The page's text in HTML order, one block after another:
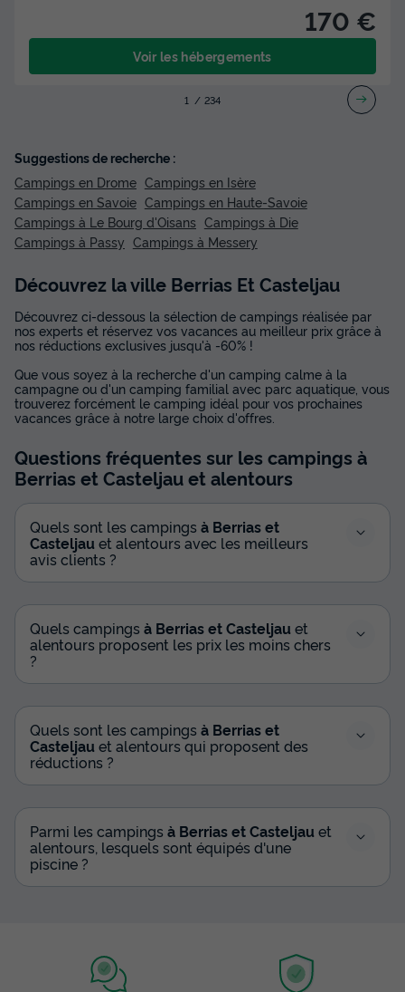
170 €
Voir les hébergements
1 234
Suggestions de recherche :
Campings en Drome Campings en Isère
Campings en Savoie Campings en Haute-Savoie
Campings à Le Bourg d'Oisans Campings à Die
Campings à Passy Campings à Messery
Découvrez la ville Berrias Et Casteljau
Découvrez ci-dessous la sélection de campings réalisée par
nos experts et réservez vos vacances au meilleur prix grâce à
nos réductions exclusives jusqu'à -60% !
Que vous soyez à la recherche d'un camping calme à la
campagne ou d'un camping familial avec parc aquatique, vous
trouverez forcément le camping idéal pour vos prochaines
vacances grâce à notre large choix d'offres.
Questions fréquentes sur les campings à
Berrias et Casteljauet alentours
Quels sont les campings à Berrias et
Casteljauet alentours avec les meilleurs
avis clients ?
Quels campings à Berrias et Casteljauet
alentours proposent les prix les moins chers
?
Quels sont les campings à Berrias et
Casteljauet alentours qui proposent des
réductions ?
Parmi les campings à Berrias et Casteljauet
alentours, lesquels sont équipés d'une
piscine ?